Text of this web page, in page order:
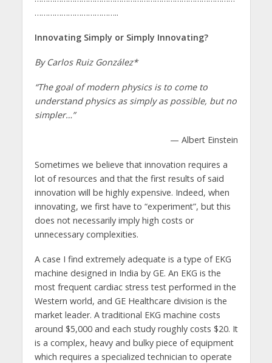
………………………………..
Innovating Simply or Simply Innovating?
By Carlos Ruiz González*
“The goal of modern physics is to come to
understand physics as simply as possible, but no
simpler…”
— Albert Einstein
Sometimes we believe that innovation requires a
lot of resources and that the first results of said
innovation will be highly expensive. Indeed, when
innovating, we first have to “experiment”, but this
does not necessarily imply high costs or
unnecessary complexities.
A case I find extremely adequate is a type of EKG
machine designed in India by GE. An EKG is the
most frequent cardiac stress test performed in the
Western world, and GE Healthcare division is the
market leader. A traditional EKG machine costs
around $5,000 and each study roughly costs $20. It
is a complex, heavy and bulky piece of equipment
which requires a specialized technician to operate